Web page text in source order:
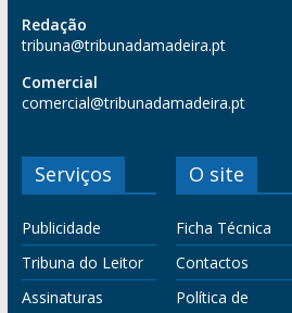
Redação
tribuna@tribunadamadeira.pt
Comercial
comercial@tribunadamadeira.pt
Serviços
Publicidade
Tribuna do Leitor
Assinaturas
O site
Ficha Técnica
Contactos
Política de